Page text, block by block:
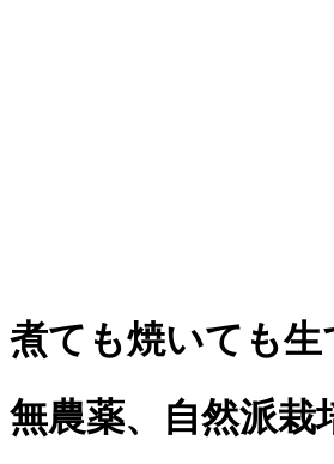
煮ても焼いても生
無農薬、自然派栽